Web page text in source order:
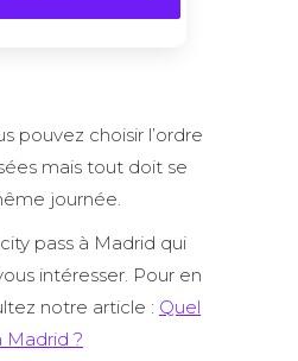
pouvez choisir l’ordre
mais tout doit se
journée.
pass à Madrid qui
intéresser. Pour en
notre article : Quel
Madrid ?